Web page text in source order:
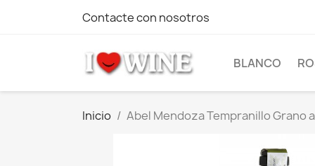
Contacte con nosotros
BLANCO
Inicio Abel Mendoza Tempranillo Grano